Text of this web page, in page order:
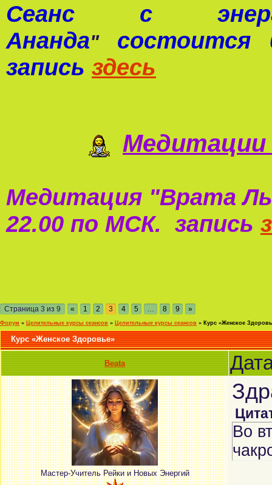
Сеанс с
Ананда"
состоится
запись здесь
Медитации
Медитация "Врата
22.00 по МСК. запись
Страница 3 из 9 « 1 2 3 4 5 … 8 9 »
Форум » Целительные курсы сеансов » Целительные курсы сеансов » Курс «Женское
Курс «Женское Здоровье»
Beata
Мастер-Учитель Рейки и Новых Энергий
Во